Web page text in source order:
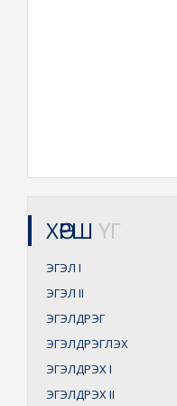
ХӨРШ ҮГ
ЭГЭЛ I
ЭГЭЛ II
ЭГЭЛДРЭГ
ЭГЭЛДРЭГЛЭХ
ЭГЭЛДРЭХI
ЭГЭЛДРЭХII